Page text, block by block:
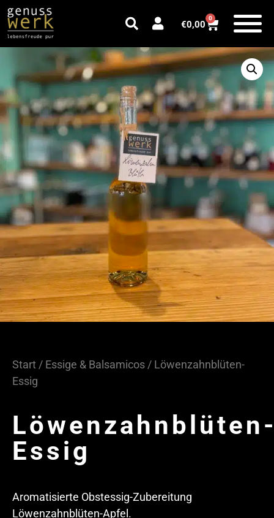
€0,00
0
Start / Essige & Balsamicos / Löwenzahnblüten-
Essig
Essig
Aromatisierte Obstessig-Zubereitung
Löwenzahnblüten-Apfel.